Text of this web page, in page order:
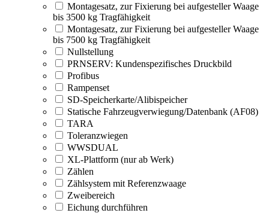
Montagesatz, zur Fixierung bei aufgesteller Waage
bis 3500 kg Tragfähigkeit
Montagesatz, zur Fixierung bei aufgesteller Waage
bis 7500 kg Tragfähigkeit
Nullstellung
PRNSERV: Kundenspezifisches Druckbild
Profibus
Rampenset
SD-Speicherkarte/Alibispeicher
Statische Fahrzeugverwiegung/Datenbank (AF08)
TARA
Toleranzwiegen
WWSDUAL
XL-Plattform (nur ab Werk)
Zählen
Zählsystem mit Referenzwaage
Zweibereich
Eichung durchführen